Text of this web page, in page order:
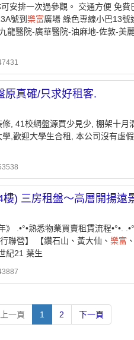
安排一次過參觀。 交通方便 免費
號到 樂富廣場 綠色專線小巴13號
龍醫院-廣華醫院-油麻地-佐敦-美
原真確/只求好租客.
, 41校網盤源買少見少, 棚架十月
,歡迎大學生合租, 本公司沒有虛
) 三房租盤～高層開揚遠
.•°•熟悉物業買賣租賃流程•°•.
聯營】 【鑽石山、黃大仙、 樂富
紀21 葉生
上一頁 1 2 下一頁